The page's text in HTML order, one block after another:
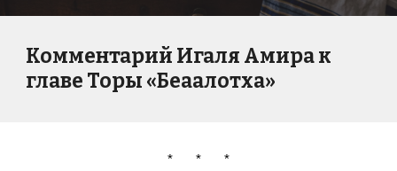
Комментарий Игаля Амира к
главе Торы «Беаалотха»
* *
*